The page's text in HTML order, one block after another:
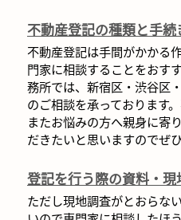
不動産登記の種類と手
不動産登記は手間がかかる
門家に相談することをおす
務所では、新宿区・渋谷区
のご相談を承っております
またお悩みの方へ親身に寄
だきたいと思いますのでぜ
登記を行う際の資料・現
ただし現地調査がとおらな